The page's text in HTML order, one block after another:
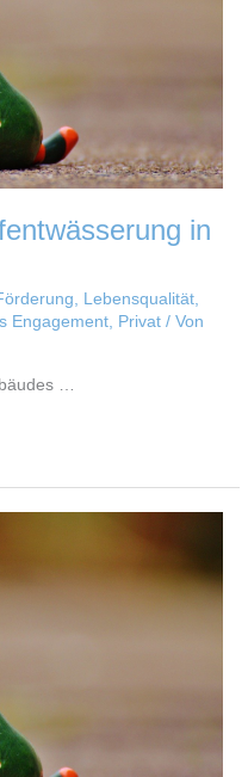
in
, Lebensqualität,
Engagement, Privat / Von
…